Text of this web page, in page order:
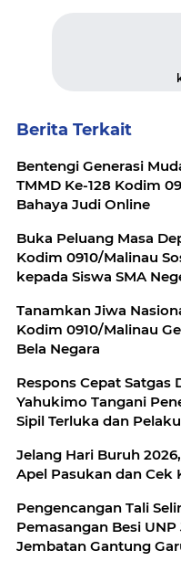
Berita Terkait
Bentengi Generasi
TMMD Ke-128 Kodim
Bahaya Judi Online
Buka Peluang Masa
Kodim 0910/Malinau
kepada Siswa SMA
Tanamkan Jiwa
Kodim 0910/Malinau
Bela Negara
Respons Cepat Satgas
Yahukimo Tangani
Sipil Terluka dan
Jelang Hari Buruh
Apel Pasukan dan Cek
Pengencangan Tali
Pemasangan Besi
Jembatan Gantung